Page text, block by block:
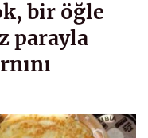
bir öğle
parayla